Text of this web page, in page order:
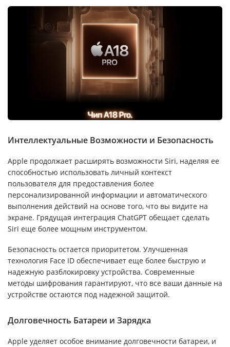
Интеллектуальные Возможности и Безопасность
Apple продолжает расширять возможности Siri, наделяя ее
способностью использовать личный контекст
пользователя для предоставления более
персонализированной информации и автоматического
выполнения действий на основе того, что вы видите на
экране. Грядущая интеграция ChatGPT обещает сделать
Siri еще более мощным инструментом.
Безопасность остается приоритетом. Улучшенная
технология Face ID обеспечивает еще более быструю и
надежную разблокировку устройства. Современные
методы шифрования гарантируют, что все ваши данные на
устройстве остаются под надежной защитой.
Долговечность Батареи и Зарядка
Apple уделяет особое внимание долговечности батареи, и